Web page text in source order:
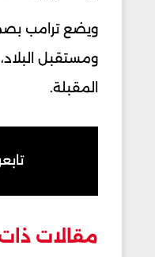
ومستقبل
المقبلة.
مقالات